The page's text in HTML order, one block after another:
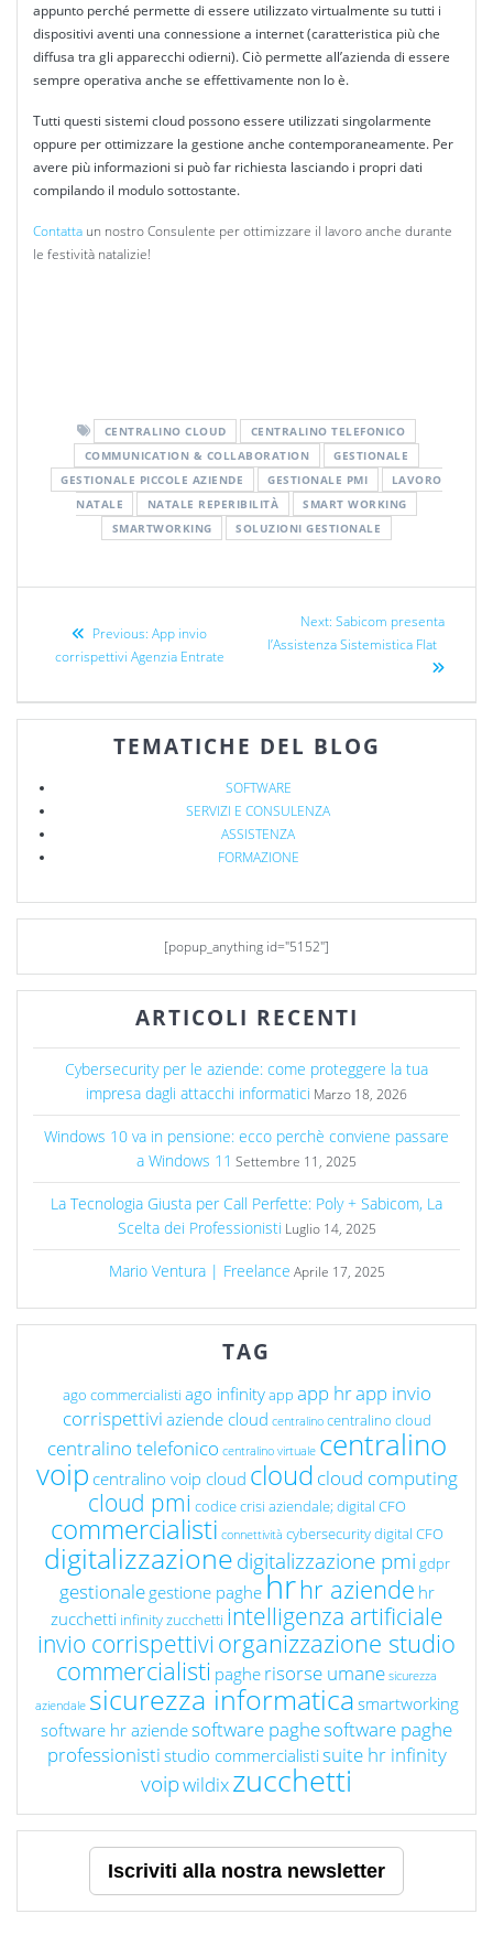
appunto perché permette di essere utilizzato virtualmente su tutti i
dispositivi aventi una connessione a internet (caratteristica più che
diffusa tra gli apparecchi odierni). Ciò permette all’azienda di essere
sempre operativa anche se effettivamente non lo è.
Tutti questi sistemi cloud possono essere utilizzati singolarmente
oppure per ottimizzare la gestione anche contemporaneamente. Per
avere più informazioni si può far richiesta lasciando i propri dati
compilando il modulo sottostante.
Contatta un nostro Consulente per ottimizzare il lavoro anche durante
le festività natalizie!
CENTRALINO CLOUD
CENTRALINO TELEFONICO
COMMUNICATION & COLLABORATION
GESTIONALE
GESTIONALE PICCOLE AZIENDE
GESTIONALE PMI
LAVORO
NATALE
NATALE REPERIBILITÀ
SMART WORKING
SMARTWORKING
SOLUZIONI GESTIONALE
Previous: App invio
corrispettivi Agenzia Entrate
Next: Sabicom presenta
l’Assistenza Sistemistica Flat
TEMATICHE DEL BLOG
SOFTWARE
SERVIZI E CONSULENZA
ASSISTENZA
FORMAZIONE
[popup_anything id="5152"]
ARTICOLI RECENTI
Cybersecurity per le aziende: come proteggere la tua
impresa dagli attacchi informatici Marzo 18, 2026
Windows 10 va in pensione: ecco perchè conviene passare
a Windows 11 Settembre 11, 2025
La Tecnologia Giusta per Call Perfette: Poly + Sabicom, La
Scelta dei Professionisti Luglio 14, 2025
Mario Ventura | Freelance Aprile 17, 2025
TAG
ago commercialisti ago infinityapp app hrapp invio
corrispettivi aziende cloud centralino centralino cloud
centralino telefonico centralino virtuale centralino
voip centralino voip cloud cloud cloud computing
cloud pmi codice crisi aziendale; digital CFO
commercialisti connettività cybersecuritydigital CFO
digitalizzazionedigitalizzazione pmi gdpr
gestionale gestione paghe hrhr aziende hr
zucchetti infinity zucchetti intelligenza artificiale
invio corrispettivi organizzazione studio
commercialisti paghe risorse umane sicurezza
aziendale sicurezza informatica smartworking
software hr aziendesoftware paghesoftware paghe
professionisti studio commercialisti suite hr infinity
voipwildixzucchetti
Iscriviti alla nostra newsletter